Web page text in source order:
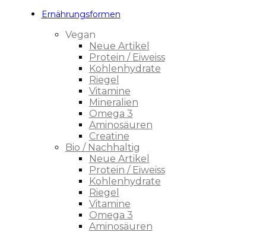
Ernährungsformen
Vegan
Neue Artikel
Protein / Eiweiss
Kohlenhydrate
Riegel
Vitamine
Mineralien
Omega 3
Aminosäuren
Creatine
Bio / Nachhaltig
Neue Artikel
Protein / Eiweiss
Kohlenhydrate
Riegel
Vitamine
Omega 3
Aminosäuren